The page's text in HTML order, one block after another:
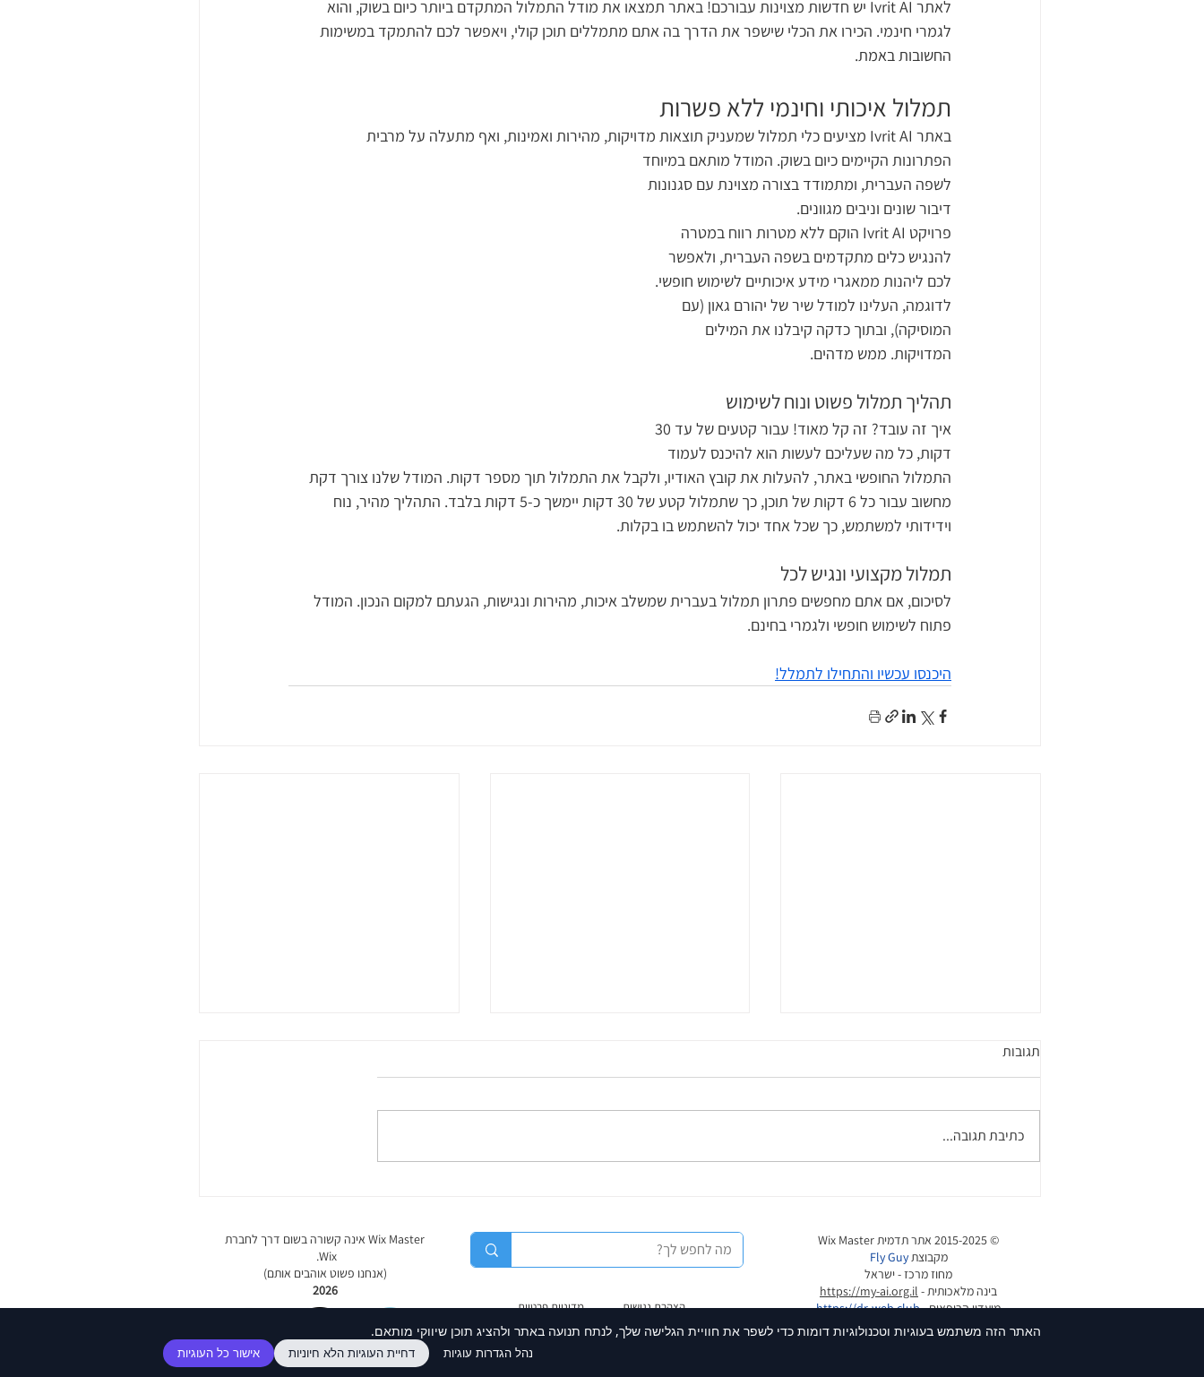
האתר הזה משתמש בעוגיות וטכנולוגיות דומות כדי לשפר את חוויית הגלישה שלך, לנתח תנועה באתר ולהציג תוכן שיווקי מותאם.
אישור כל העוגיות דחיית העוגיות הלא חיוניות נהל הגדרות עוגיות
לאתר Ivrit AI יש חדשות מצוינות עבורכם! באתר תמצאו את מודל התמלול המתקדם ביותר כיום בשוק, והוא
לגמרי חינמי. הכירו את הכלי שישפר את הדרך בה אתם מתמללים תוכן קולי, ויאפשר לכם להתמקד במשימות
החשובות באמת.
תמלול איכותי וחינמי ללא פשרות
באתר Ivrit AI מציעים כלי תמלול שמעניק תוצאות מדויקות, מהירות ואמינות, ואף מתעלה על מרבית
הפתרונות הקיימים כיום בשוק. המודל מותאם במיוחד
לשפה העברית, ומתמודד בצורה מצוינת עם סגנונות
דיבור שונים וניבים מגוונים.
פרויקט Ivrit AI הוקם ללא מטרות רווח במטרה
להנגיש כלים מתקדמים בשפה העברית, ולאפשר
לכם ליהנות ממאגרי מידע איכותיים לשימוש חופשי.
לדוגמה, העלינו למודל שיר של יהורם גאון (עם
המוסיקה), ובתוך כדקה קיבלנו את המילים
המדויקות. ממש מדהים.
תהליך תמלול פשוט ונוח לשימוש
דקות, כל מה שעליכם לעשות הוא להיכנס לעמוד
התמלול החופשי באתר, להעלות את קובץ האודיו, ולקבל את התמלול תוך מספר דקות. המודל שלנו צורך דקת
מחשוב עבור כל 6 דקות של תוכן, כך שתמלול קטע של 30 דקות יימשך כ-5 דקות בלבד. התהליך מהיר, נוח
וידידותי למשתמש, כך שכל אחד יכול להשתמש בו בקלות.
תמלול מקצועי ונגיש לכל
לסיכום, אם אתם מחפשים פתרון תמלול בעברית שמשלב איכות, מהירות ונגישות, הגעתם למקום הנכון. המודל
פתוח לשימוש חופשי ולגמרי בחינם.
היכנסו עכשיו והתחילו לתמלל!
פתיחת הרשאות באתר וויקס
תגובות
כתיבת תגובה...
Wix Master אינה קשורה בשום דרך לחברת
Wix.
(אנחנו פשוט אוהבים אותם)
2026
מדיניות פרטיות הצהרת נגישות
תקנון אתר |
ט.ל.ח.
© 2015-2025 אתר תדמית
Wix Master
מקבוצתFly Guy
מחוז מרכז - ישראל
בינה מלאכותית - https://my-ai.org.il
מועדון הרופאים -https://dr-web.club
סליקת אשראי -https://get-pay.co.il